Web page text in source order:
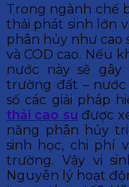
Trong ngành chế
thải phát sinh lớn
phân hủy như cao
và COD cao. Nếu
nước này sẽ
trường đất –
số các giải pháp
thải cao su được
năng phân hủy
sinh học, chi phí
trường. Vậy vi
Nguyên lý hoạt